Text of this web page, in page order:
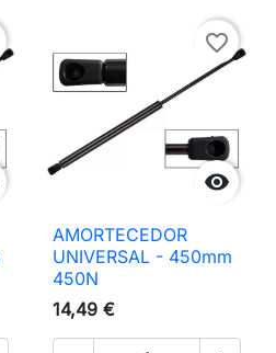

favorite_border
AMORTECEDOR
UNIVERSAL - 450mm
450N
14,49 €